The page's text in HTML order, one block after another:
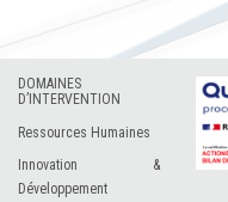
DOMAINES
D’INTERVENTION
Ressources Humaines
Innovation &
Développement